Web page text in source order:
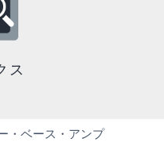
ス
・ベース・アンプ